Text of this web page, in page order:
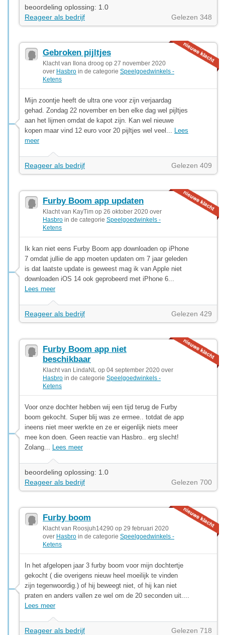
beoordeling oplossing: 1.0
Reageer als bedrijf
Gelezen 348
Gebroken pijltjes
Klacht van Ilona droog op 27 november 2020
over Hasbro in de categorie Speelgoedwinkels -
Ketens
Mijn zoontje heeft de ultra one voor zijn verjaardag
gehad. Zondag 22 november en ben elke dag wel pijltjes
aan het lijmen omdat de kapot zijn. Kan wel nieuwe
kopen maar vind 12 euro voor 20 pijltjes wel veel... Lees
meer
Reageer als bedrijf Gelezen 409
Furby Boom app updaten
Klacht van KayTim op 26 oktober 2020 over
Hasbro in de categorie Speelgoedwinkels -
Ketens
Ik kan niet eens Furby Boom app downloaden op iPhone
7 omdat jullie de app moeten updaten om 7 jaar geleden
is dat laatste update is geweest mag ik van Apple niet
downloaden iOS 14 ook geprobeerd met iPhone 6...
Lees meer
Reageer als bedrijf Gelezen 429
Furby Boom app niet
beschikbaar
Klacht van LindaNL op 04 september 2020 over
Hasbro in de categorie Speelgoedwinkels -
Ketens
Voor onze dochter hebben wij een tijd terug de Furby
boom gekocht. Super blij was ze ermee.. totdat de app
ineens niet meer werkte en ze er eigenlijk niets meer
mee kon doen. Geen reactie van Hasbro.. erg slecht!
Zolang... Lees meer
beoordeling oplossing: 1.0
Reageer als bedrijf
Gelezen 700
Furby boom
Klacht van Roosjuh14290 op 29 februari 2020
over Hasbro in de categorie Speelgoedwinkels -
Ketens
In het afgelopen jaar 3 furby boom voor mijn dochtertje
gekocht ( die overigens nieuw heel moeilijk te vinden
zijn tegenwoordig.) of hij beweegt niet, of hij kan niet
praten en anders vallen ze wel om de 20 seconden uit....
Lees meer
Reageer als bedrijf Gelezen 718